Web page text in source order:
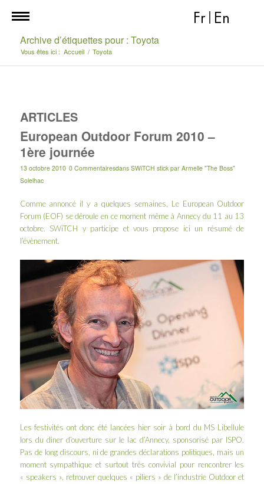
Fr En
Archive d’étiquettes pour : Toyota
Vous êtes ici : Accueil / Toyota
ARTICLES
European Outdoor Forum 2010 –
1ère journée
13 octobre 2010 0 Commentairesdans SWiTCH stick par Armelle "The Boss"
Solelhac
Comme annoncé il y a quelques semaines , Le European Outdoor
Forum (EOF) se déroule en ce moment même à Annecy du 11 au 13
octobre. SWiTCH y participe et vous propose ici un résumé de
l’évènement.
Les festivités ont donc été lancées hier soir à bord du MS Libellule
lors du diner d’ouverture sur le lac d’Annecy, sponsorisé par ISPO.
Pas de long discours, ni de grandes déclarations politiques, mais un
moment sympathique et surtout très convivial pour rencontrer les
« speakers », retrouver quelques « piliers » de l’industrie Outdoor et